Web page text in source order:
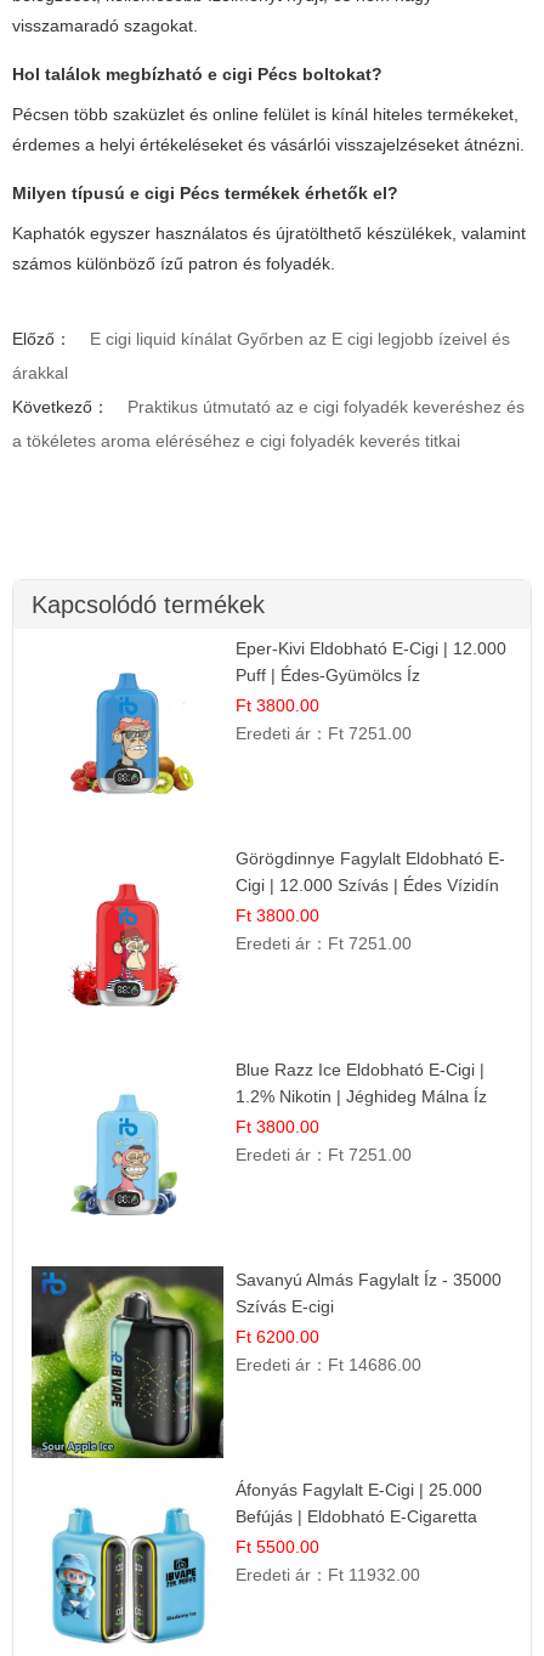
visszamaradó szagokat.
Hol találok megbízható e cigi Pécs boltokat?
Pécsen több szaküzlet és online felület is kínál hiteles termékeket,
érdemes a helyi értékeléseket és vásárlói visszajelzéseket átnézni.
Milyen típusú e cigi Pécs termékek érhetők el?
Kaphatók egyszer használatos és újratölthető készülékek, valamint
számos különböző ízű patron és folyadék.
Előző：
E cigi liquid kínálat Győrben az E cigi legjobb ízeivel és
árakkal
Következő：
Praktikus útmutató az e cigi folyadék keveréshez és
a tökéletes aroma eléréséhez e cigi folyadék keverés titkai
Kapcsolódó termékek
Eper-Kivi Eldobható E-Cigi | 12.000
Puff | Édes-Gyümölcs Íz
Ft 3800.00
Eredeti ár： Ft 7251.00
Görögdinnye Fagylalt Eldobható E-
Cigi | 12.000 Szívás | Édes Vízidín
Íz
Ft 3800.00
Eredeti ár： Ft 7251.00
Blue Razz Ice Eldobható E-Cigi |
1.2% Nikotin | Jéghideg Málna Íz
Ft 3800.00
Eredeti ár： Ft 7251.00
Savanyú Almás Fagylalt Íz - 35000
Szívás E-cigi
Ft 6200.00
Eredeti ár： Ft 14686.00
Áfonyás Fagylalt E-Cigi | 25.000
Befújás | Eldobható E-Cigaretta
Ft 5500.00
Eredeti ár： Ft 11932.00